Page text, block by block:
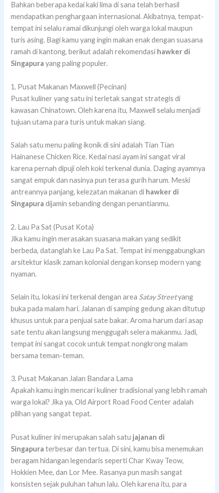
Bahkan beberapa kedai kaki lima di sana telah berhasil
mendapatkan penghargaan internasional. Akibatnya, tempat-
tempat ini selalu ramai dikunjungi oleh warga lokal maupun
turis asing. Bagi kamu yang ingin makan enak dengan suasana
ramah di kantong, berikut adalah rekomendasi hawker di
Singapura yang paling populer.
1. Pusat Makanan Maxwell (Pecinan)
Pusat kuliner yang satu ini terletak sangat strategis di
kawasan Chinatown. Oleh karena itu, Maxwell selalu menjadi
tujuan utama para turis untuk makan siang.
Salah satu menu paling ikonik di sini adalah Tian Tian
Hainanese Chicken Rice. Kedai nasi ayam ini sangat viral
karena pernah dipuji oleh koki terkenal dunia. Daging ayamnya
sangat empuk dan nasinya pun terasa gurih harum. Meski
antreannya panjang, kelezatan makanan di hawker di
Singapura dijamin sebanding dengan penantianmu.
2. Lau Pa Sat (Pusat Kota)
Jika kamu ingin merasakan suasana makan yang sedikit
berbeda, datanglah ke Lau Pa Sat. Tempat ini menggabungkan
arsitektur klasik zaman kolonial dengan konsep modern yang
nyaman.
Selain itu, lokasi ini terkenal dengan area Satay Streetyang
buka pada malam hari. Jalanan di samping gedung akan ditutup
khusus untuk para penjual sate bakar. Aroma harum dari asap
sate tentu akan langsung menggugah selera makanmu. Jadi,
tempat ini sangat cocok untuk tempat nongkrong malam
bersama teman-teman.
3. Pusat Makanan Jalan Bandara Lama
Apakah kamu ingin mencari kuliner tradisional yang lebih ramah
warga lokal? Jika ya, Old Airport Road Food Center adalah
pilihan yang sangat tepat.
Pusat kuliner ini merupakan salah satu jajanan di
Singapura terbesar dan tertua. Di sini, kamu bisa menemukan
beragam hidangan legendaris seperti Char Kway Teow,
Hokkien Mee, dan Lor Mee. Rasanya pun masih sangat
konsisten sejak puluhan tahun lalu. Oleh karena itu, para